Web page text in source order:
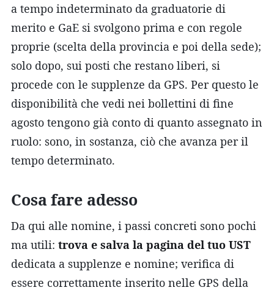
a tempo indeterminato da graduatorie di
merito e GaE si svolgono prima e con regole
proprie (scelta della provincia e poi della sede);
solo dopo, sui posti che restano liberi, si
procede con le supplenze da GPS. Per questo le
disponibilità che vedi nei bollettini di fine
agosto tengono già conto di quanto assegnato in
ruolo: sono, in sostanza, ciò che avanza per il
tempo determinato.
Cosa fare adesso
Da qui alle nomine, i passi concreti sono pochi
ma utili: trova e salva la pagina del tuo UST
dedicata a supplenze e nomine; verifica di
essere correttamente inserito nelle GPS della